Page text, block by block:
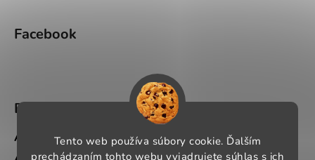
Tento web používa súbory cookie. Ďalším
prechádzaním tohto webu vyjadrujete súhlas s ich
Facebook
BLOG
Ako si správne vybrať pracovné oblečenie?